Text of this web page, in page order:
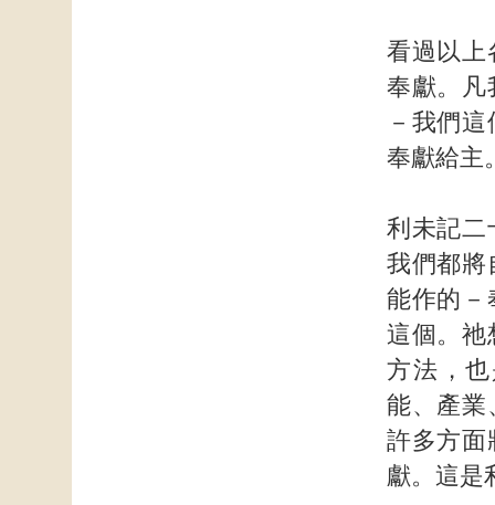
看過以上
奉獻。凡
－我們
奉獻給主
利未記二
我們都將
能作的－
這個。祂
方法，
能、產業
許多方面
獻。這是